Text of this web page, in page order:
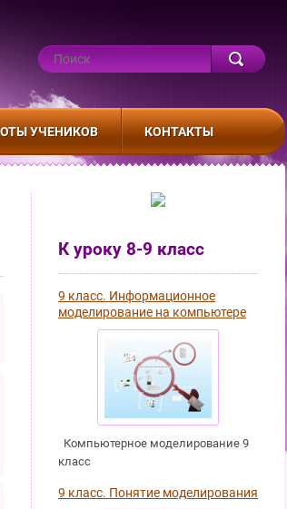
К уроку 8-9 класс
9 класс. Информационное
моделирование на компьютере
Компьютерное моделирование 9
класс
9 класс. Понятие моделирования
УЧЕНИКОВ КОНТАКТЫ